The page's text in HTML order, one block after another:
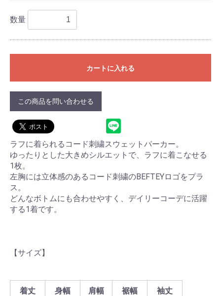
数量
カートに入れる
この商品を問い合わせる
ラフに着られるコード刺繍スウェットパーカー。
ゆったりとした大きめシルエットで、ラフに着こなせる
1枚。
左胸には立体感のあるコード刺繍のBEFTEYロゴをプラ
ス。
どんなボトムにも合わせやすく、デイリーコーデに活躍
する1着です。
【サイズ】
着丈 身幅 肩幅 裾幅 袖丈